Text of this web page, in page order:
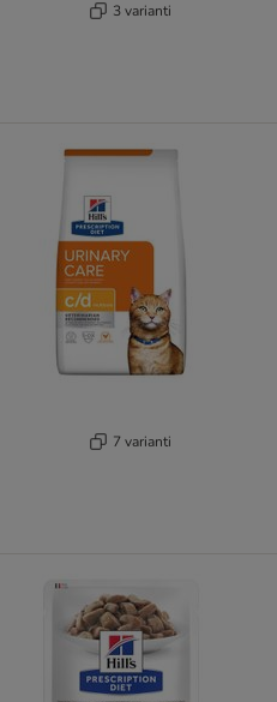
3 varianti
7 varianti